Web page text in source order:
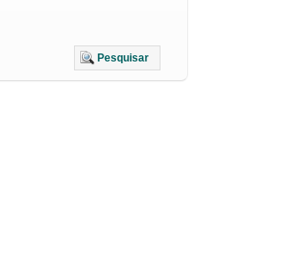
Pesquisar